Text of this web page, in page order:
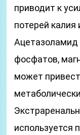
приводит к
потерей калия
Ацетазоламид
фосфатов,
может
используется